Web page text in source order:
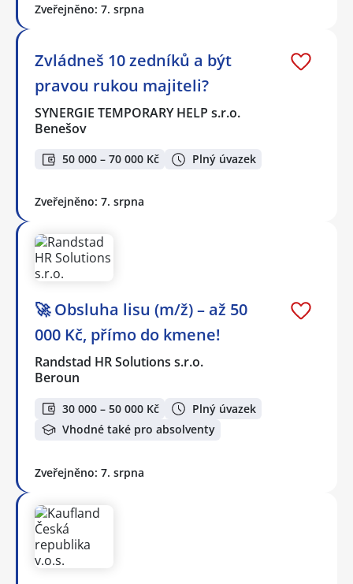
Zveřejněno: 7. srpna
Zvládneš 10 zedníků a být
pravou rukou majiteli?
SYNERGIE TEMPORARY HELP s.r.o.
Benešov
50 000 – 70 000 Kč Plný úvazek
Zveřejněno: 7. srpna
🚀 Obsluha lisu (m/ž) – až 50
000 Kč, přímo do kmene!
Randstad HR Solutions s.r.o.
Beroun
30 000 – 50 000 Kč
Plný úvazek
Vhodné také pro absolventy
Zveřejněno: 7. srpna